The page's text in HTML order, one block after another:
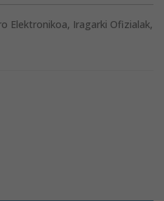
Elektronikoa, Iragarki Ofizialak,